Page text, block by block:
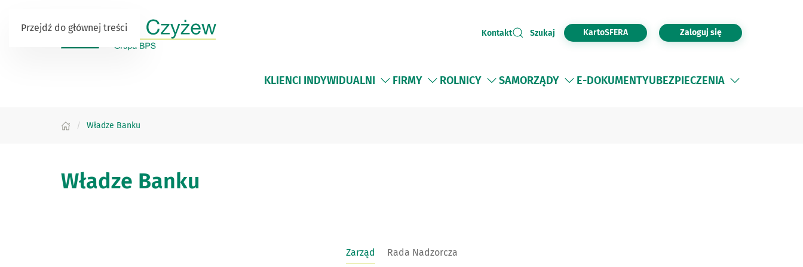
Przejdź do głównej treści Kontakt Szukaj KartoSFERA Zaloguj się
KLIENCI INDYWIDUALNI FIRMY ROLNICY SAMORZĄDY E-DOKUMENTYUBEZPIECZENIA
Władze Banku
Władze Banku
Zarząd Rada Nadzorcza